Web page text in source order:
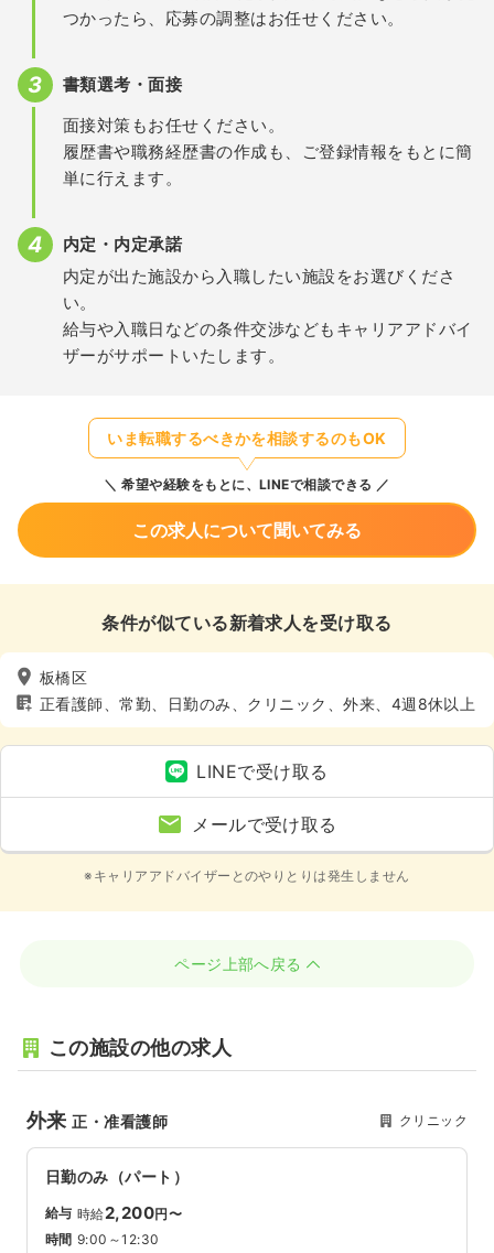
つかったら、応募の調整はお任せください。
書類選考・面接
面接対策もお任せください。
履歴書や職務経歴書の作成も、ご登録情報をもとに簡
単に行えます。
内定・内定承諾
内定が出た施設から入職したい施設をお選びくださ
い。
給与や入職日などの条件交渉などもキャリアアドバイ
ザーがサポートいたします。
いま転職するべきかを相談するのもOK
希望や経験をもとに、LINEで相談できる
この求人について聞いてみる
条件が似ている新着求人を受け取る
板橋区
正看護師、常勤、日勤のみ、クリニック、外来、4週8休以上
LINEで受け取る
メールで受け取る
※キャリアアドバイザーとのやりとりは発生しません
ページ上部へ戻る
この施設の他の求人
外来正・准看護師 クリニック
日勤のみ（パート）
給与 時給2,200円〜
時間 9:00～12:30